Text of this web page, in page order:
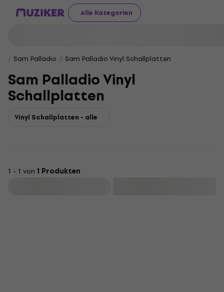
Alle Kategorien
Sam Palladio Sam Palladio Vinyl Schallplatten
Sam Palladio Vinyl
Schallplatten
Vinyl Schallplatten - alle
1 - 1 von 1 Produkten